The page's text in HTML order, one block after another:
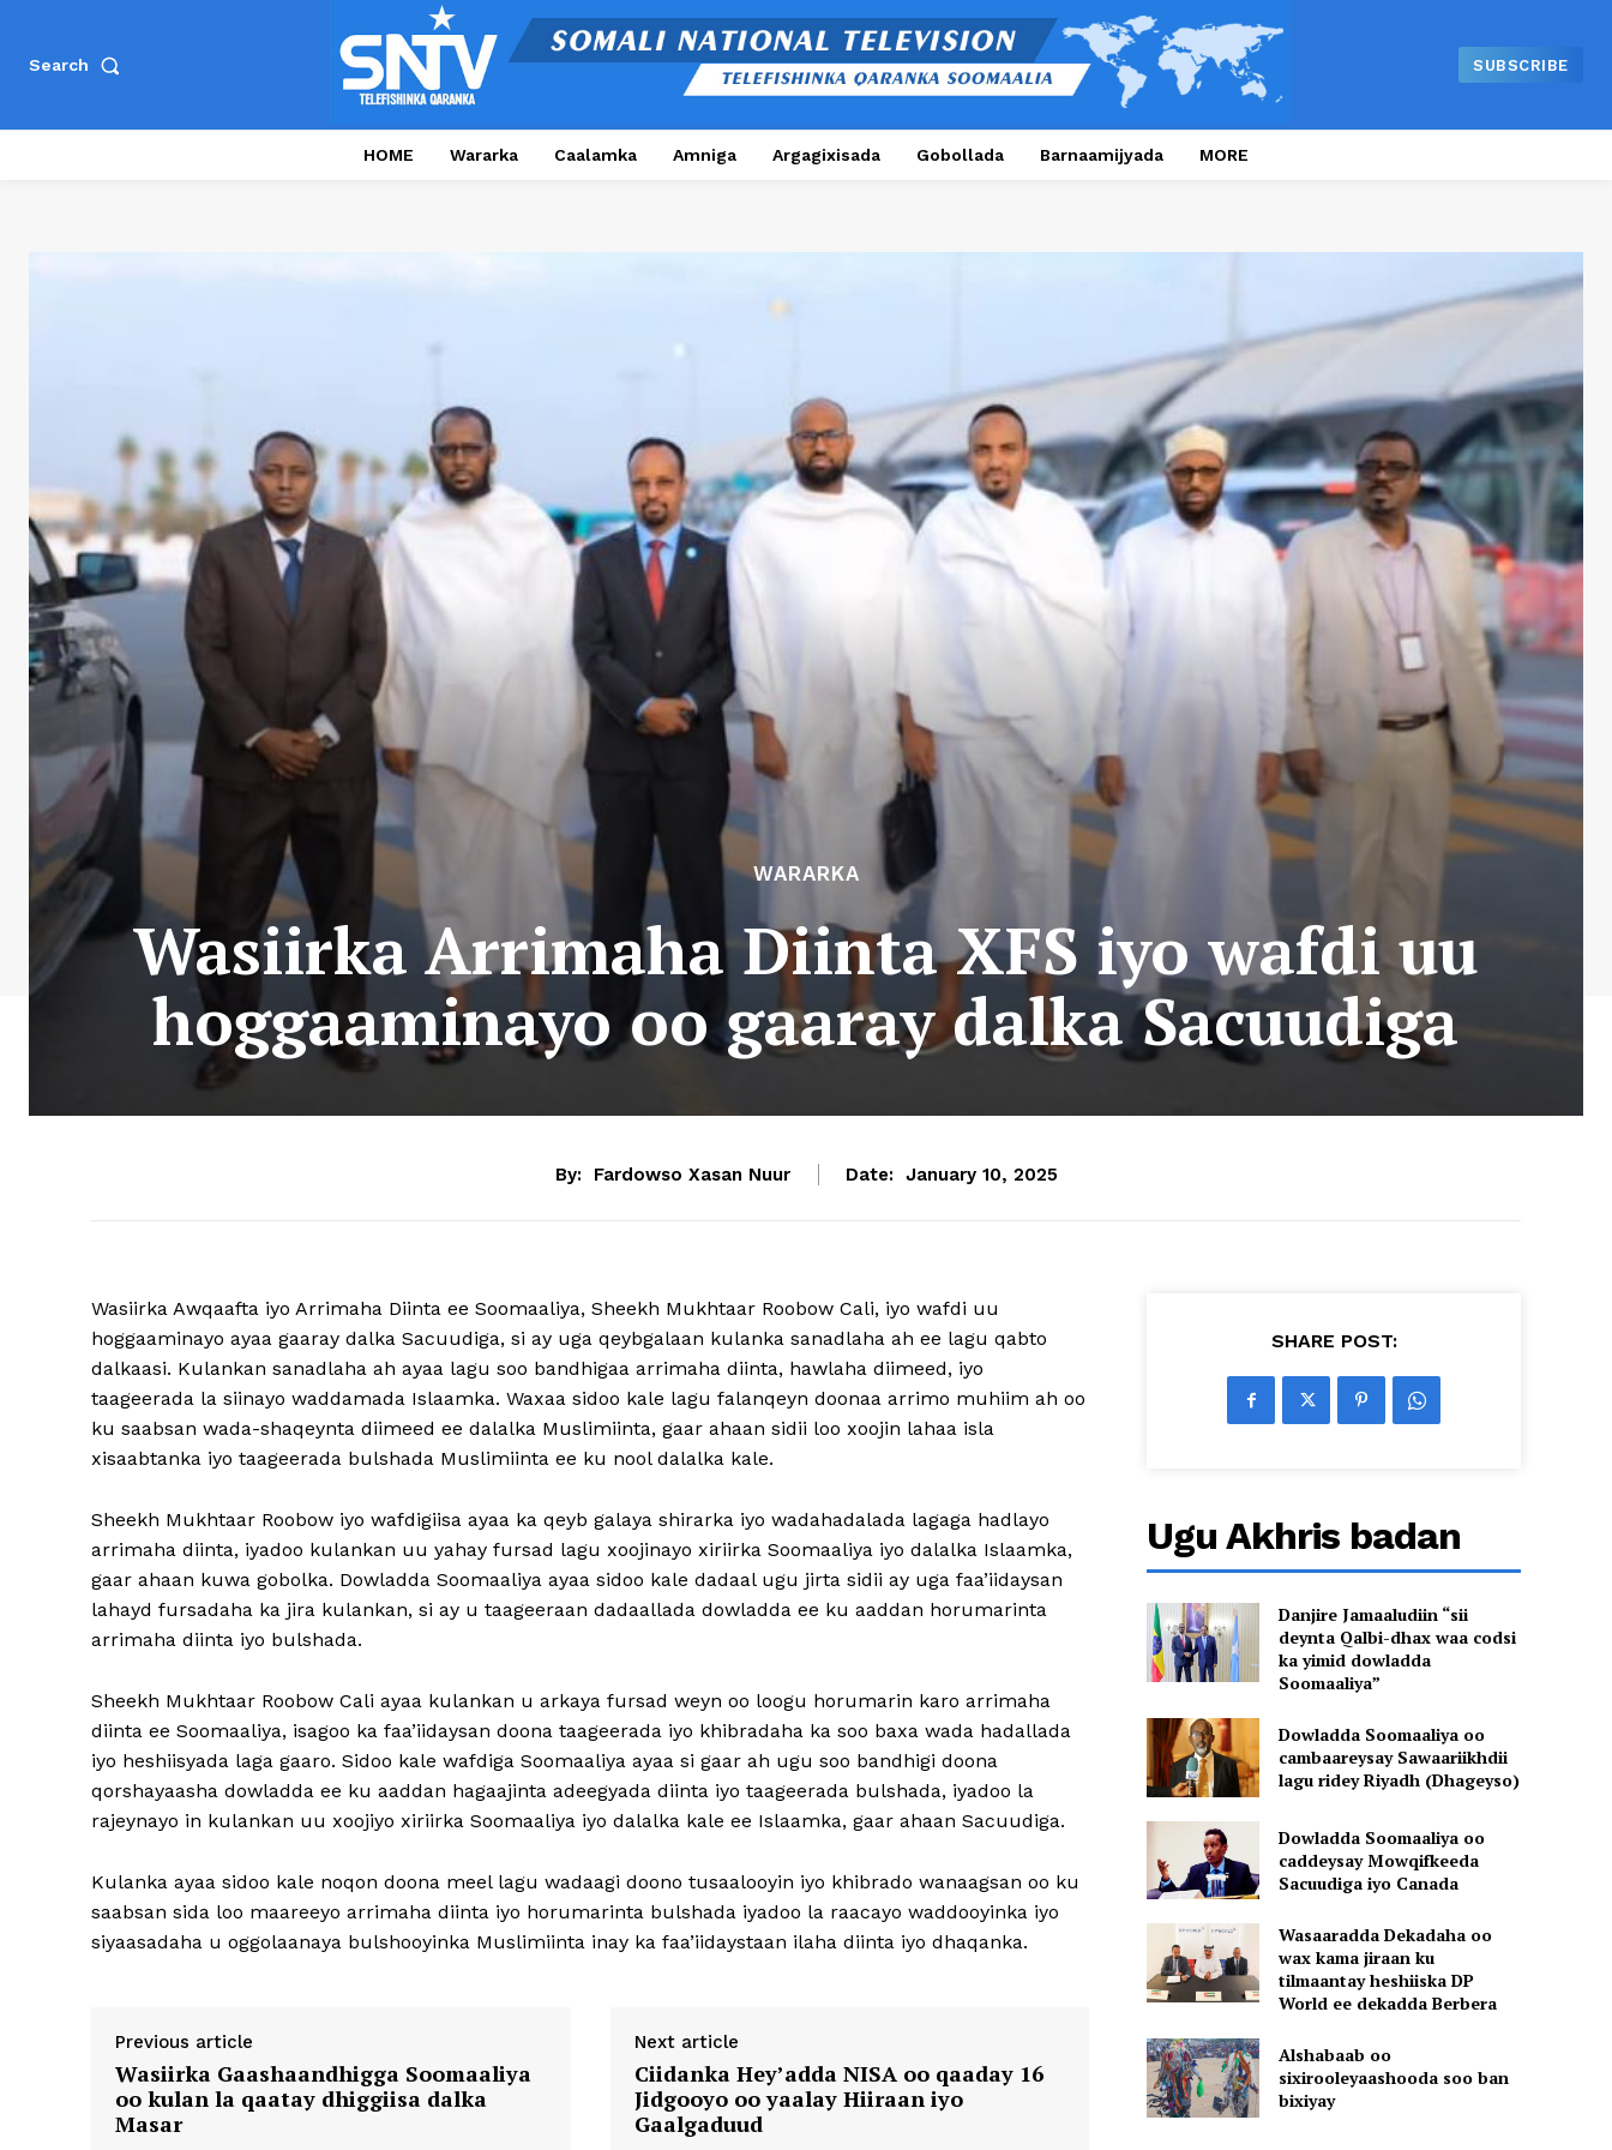
Search SUBSCRIBE
HOME Wararka Caalamka Amniga Argagixisada Gobollada Barnaamijyada MORE
WARARKA
Wasiirka Arrimaha Diinta XFS iyo wafdi uu
hoggaaminayo oo gaaray dalka Sacuudiga
By: Fardowso Xasan Nuur Date: January 10, 2025
Wasiirka Awqaafta iyo Arrimaha Diinta ee Soomaaliya, Sheekh Mukhtaar Roobow Cali, iyo wafdi uu
hoggaaminayo ayaa gaaray dalka Sacuudiga, si ay uga qeybgalaan kulanka sanadlaha ah ee lagu qabto
dalkaasi. Kulankan sanadlaha ah ayaa lagu soo bandhigaa arrimaha diinta, hawlaha diimeed, iyo
taageerada la siinayo waddamada Islaamka. Waxaa sidoo kale lagu falanqeyn doonaa arrimo muhiim ah oo
ku saabsan wada-shaqeynta diimeed ee dalalka Muslimiinta, gaar ahaan sidii loo xoojin lahaa isla
xisaabtanka iyo taageerada bulshada Muslimiinta ee ku nool dalalka kale.
Sheekh Mukhtaar Roobow iyo wafdigiisa ayaa ka qeyb galaya shirarka iyo wadahadalada lagaga hadlayo
arrimaha diinta, iyadoo kulankan uu yahay fursad lagu xoojinayo xiriirka Soomaaliya iyo dalalka Islaamka,
gaar ahaan kuwa gobolka. Dowladda Soomaaliya ayaa sidoo kale dadaal ugu jirta sidii ay uga faa’iidaysan
lahayd fursadaha ka jira kulankan, si ay u taageeraan dadaallada dowladda ee ku aaddan horumarinta
arrimaha diinta iyo bulshada.
Sheekh Mukhtaar Roobow Cali ayaa kulankan u arkaya fursad weyn oo loogu horumarin karo arrimaha
diinta ee Soomaaliya, isagoo ka faa’iidaysan doona taageerada iyo khibradaha ka soo baxa wada hadallada
iyo heshiisyada laga gaaro. Sidoo kale wafdiga Soomaaliya ayaa si gaar ah ugu soo bandhigi doona
qorshayaasha dowladda ee ku aaddan hagaajinta adeegyada diinta iyo taageerada bulshada, iyadoo la
rajeynayo in kulankan uu xoojiyo xiriirka Soomaaliya iyo dalalka kale ee Islaamka, gaar ahaan Sacuudiga.
Kulanka ayaa sidoo kale noqon doona meel lagu wadaagi doono tusaalooyin iyo khibrado wanaagsan oo ku
saabsan sida loo maareeyo arrimaha diinta iyo horumarinta bulshada iyadoo la raacayo waddooyinka iyo
siyaasadaha u oggolaanaya bulshooyinka Muslimiinta inay ka faa’iidaystaan ilaha diinta iyo dhaqanka.
Previous article
Wasiirka Gaashaandhigga Soomaaliya
oo kulan la qaatay dhiggiisa dalka
Masar
Next article
Ciidanka Hey’adda NISA oo qaaday 16
Jidgooyo oo yaalay Hiiraan iyo
Gaalgaduud
SHARE POST:
Ugu Akhris badan
Danjire Jamaaludiin “sii
deynta Qalbi-dhax waa codsi
ka yimid dowladda
Soomaaliya”
Dowladda Soomaaliya oo
cambaareysay Sawaariikhdii
lagu ridey Riyadh (Dhageyso)
Dowladda Soomaaliya oo
caddeysay Mowqifkeeda
Sacuudiga iyo Canada
Wasaaradda Dekadaha oo
wax kama jiraan ku
tilmaantay heshiiska DP
World ee dekadda Berbera
Alshabaab oo
sixirooleyaashooda soo ban
bixiyay